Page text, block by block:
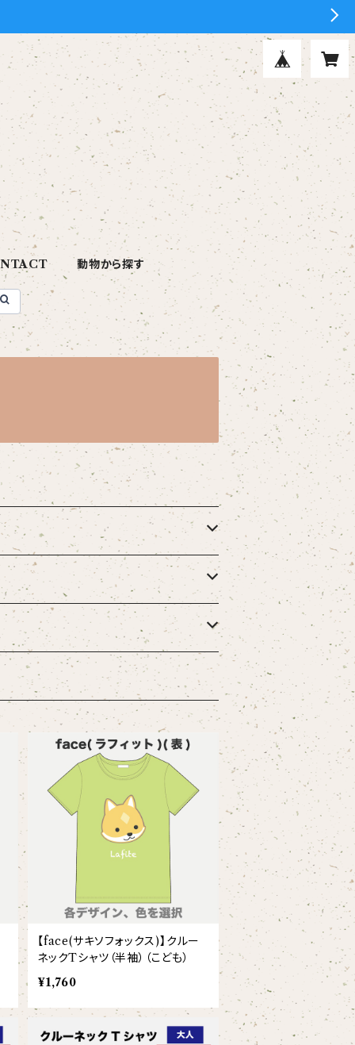
動物から探す
【face(サキソフォックス)】クルー
ネックTシャツ（半袖）（こども）
¥1,760